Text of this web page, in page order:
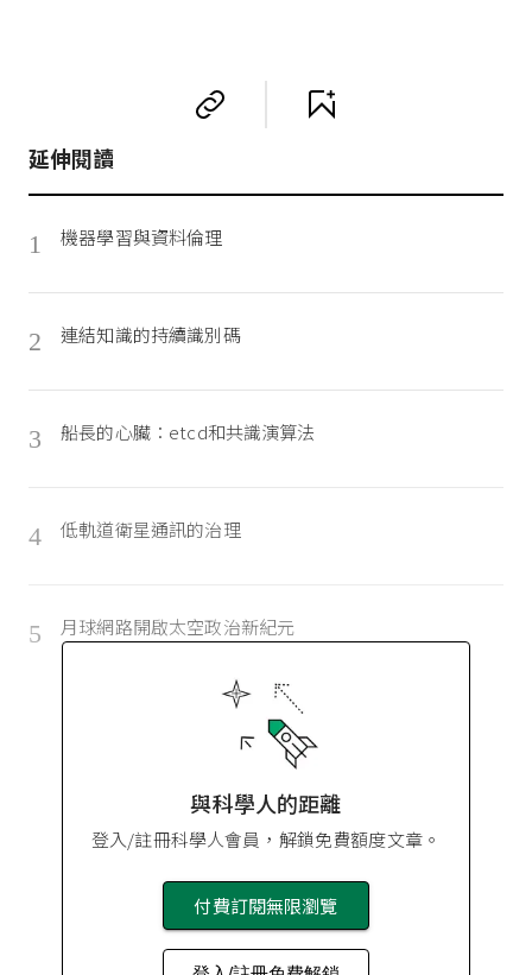
延伸閱讀
1 機器學習與資料倫理
2 連結知識的持續識別碼
3 船長的心臟：etcd和共識演算法
4 低軌道衛星通訊的治理
5 月球網路開啟太空政治新紀元
與科學人的距離
登入/註冊科學人會員，解鎖免費額度文章。
付費訂閱無限瀏覽